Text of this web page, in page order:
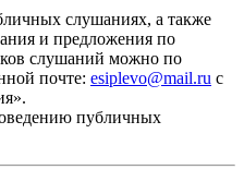
слушаниях, а также
и предложения по
слушаний можно по
почте: esiplevo@mail.ru с
публичных